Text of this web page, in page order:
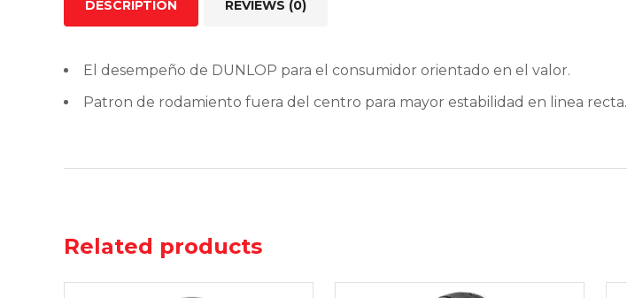
DESCRIPTION REVIEWS (0)
El desempeño de DUNLOP para el consumidor orientado en el valor.
Patron de rodamiento fuera del centro para mayor estabilidad en linea recta.
Related products